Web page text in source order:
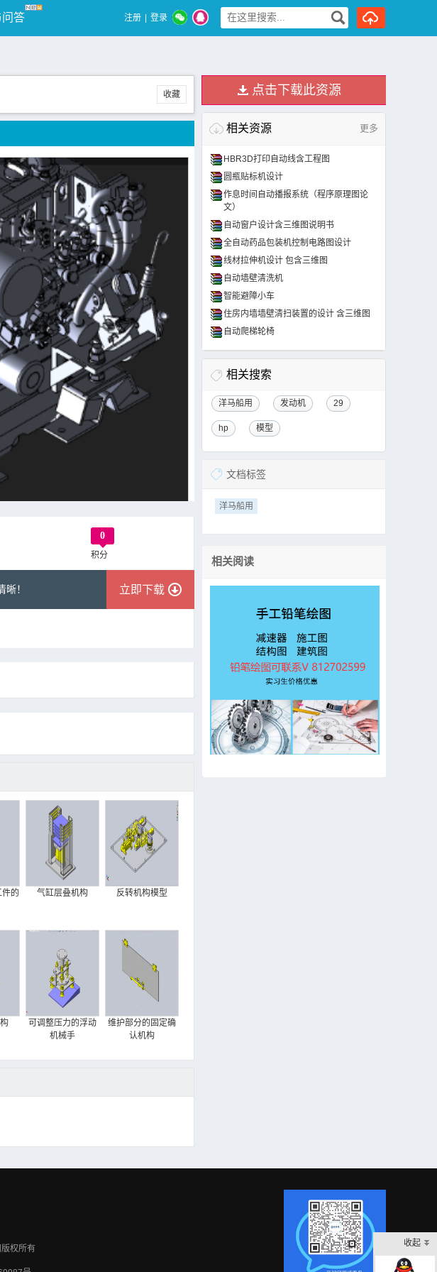
问答 注册 登录
收藏
0
积分
！ 立即下载
件的
气缸层叠机构 反转机构模型
可调整压力的浮动
机械手
维护部分的固定确
认机构
点击下载此资源
相关资源 更多
HBR3D打印自动线含工程图
圆瓶贴标机设计
作息时间自动播报系统（程序原理图论
文）
自动窗户设计含三维图说明书
全自动药品包装机控制电路图设计
线材拉伸机设计 包含三维图
自动墙壁清洗机
智能避障小车
住房内墙墙壁清扫装置的设计 含三维图
自动爬梯轮椅
相关搜索
洋马船用 发动机 29
hp 模型
文档标签
洋马船用
相关阅读
权所有
收起